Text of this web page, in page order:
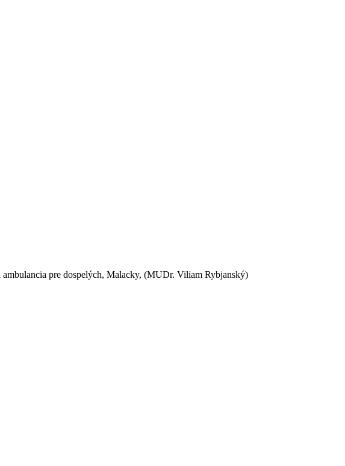
ambulancia pre dospelých, Malacky, (MUDr. Viliam Rybjanský)